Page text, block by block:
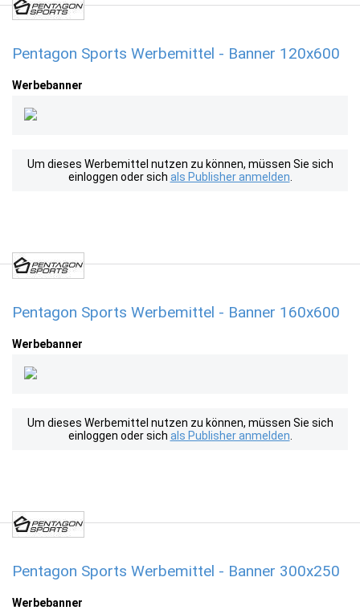
Pentagon Sports Werbemittel - Banner 120x600
Werbebanner
Um dieses Werbemittel nutzen zu können, müssen Sie sich
einloggen oder sich als Publisher anmelden
Pentagon Sports Werbemittel - Banner 160x600
Werbebanner
Um dieses Werbemittel nutzen zu können, müssen Sie sich
einloggen oder sich als Publisher anmelden
Pentagon Sports Werbemittel - Banner 300x250
Werbebanner